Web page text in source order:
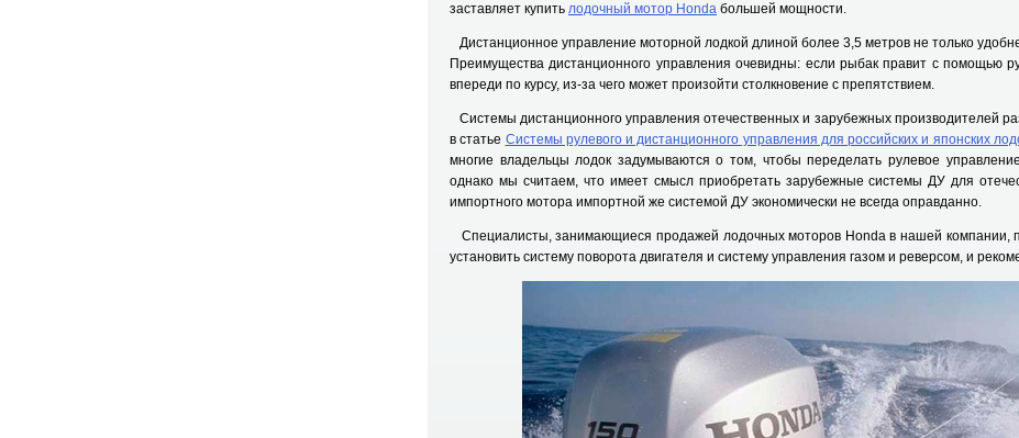
заставляет купить лодочный мотор Honda большей мощности.
Дистанционное управление моторной лодкой длиной более 3,5 метров не только
Преимущества дистанционного управления очевидны: если рыбак правит с помощью
впереди по курсу, из-за чего может произойти столкновение с препятствием.
Системы дистанционного управления отечественных и зарубежных производителей
в статье Системы рулевого и дистанционного управления для российских и японских
многие владельцы лодок задумываются о том, чтобы переделать рулевое
однако мы считаем, что имеет смысл приобретать зарубежные системы ДУ для
импортного мотора импортной же системой ДУ экономически не всегда оправданно.
Специалисты, занимающиеся продажей лодочных моторов Honda в нашей компании,
установить систему поворота двигателя и систему управления газом и реверсом, и